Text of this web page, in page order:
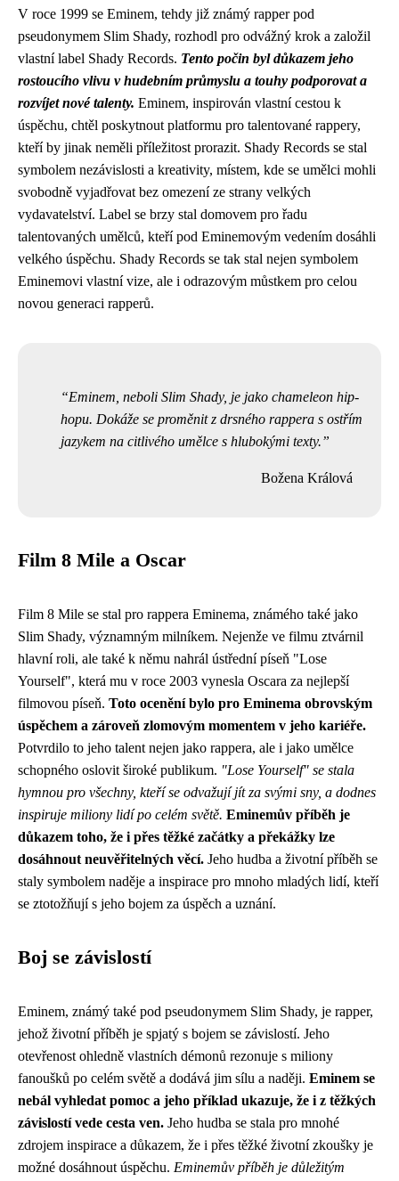
V roce 1999 se Eminem, tehdy již známý rapper pod
pseudonymem Slim Shady, rozhodl pro odvážný krok a založil
vlastní label Shady Records. Tento počin byl důkazem jeho
rostoucího vlivu v hudebním průmyslu a touhy podporovat a
rozvíjet nové talenty. Eminem, inspirován vlastní cestou k
úspěchu, chtěl poskytnout platformu pro talentované rappery,
kteří by jinak neměli příležitost prorazit. Shady Records se stal
symbolem nezávislosti a kreativity, místem, kde se umělci mohli
svobodně vyjadřovat bez omezení ze strany velkých
vydavatelství. Label se brzy stal domovem pro řadu
talentovaných umělců, kteří pod Eminemovým vedením dosáhli
velkého úspěchu. Shady Records se tak stal nejen symbolem
Eminemovi vlastní vize, ale i odrazovým můstkem pro celou
novou generaci rapperů.
Eminem, neboli Slim Shady, je jako chameleon hip-
hopu. Dokáže se proměnit z drsného rappera s ostřím
jazykem na citlivého umělce s hlubokými texty.
Božena Králová
Film 8 Mile a Oscar
Film 8 Mile se stal pro rappera Eminema, známého také jako
Slim Shady, významným milníkem. Nejenže ve filmu ztvárnil
hlavní roli, ale také k němu nahrál ústřední píseň "Lose
Yourself", která mu v roce 2003 vynesla Oscara za nejlepší
filmovou píseň. Toto ocenění bylo pro Eminema obrovským
úspěchem a zároveň zlomovým momentem v jeho kariéře.
Potvrdilo to jeho talent nejen jako rappera, ale i jako umělce
schopného oslovit široké publikum. "Lose Yourself" se stala
hymnou pro všechny, kteří se odvažují jít za svými sny, a dodnes
inspiruje miliony lidí po celém světě. Eminemův příběh je
důkazem toho, že i přes těžké začátky a překážky lze
dosáhnout neuvěřitelných věcí. Jeho hudba a životní příběh se
staly symbolem naděje a inspirace pro mnoho mladých lidí, kteří
se ztotožňují s jeho bojem za úspěch a uznání.
Boj se závislostí
Eminem, známý také pod pseudonymem Slim Shady, je rapper,
jehož životní příběh je spjatý s bojem se závislostí. Jeho
otevřenost ohledně vlastních démonů rezonuje s miliony
fanoušků po celém světě a dodává jim sílu a naději. Eminem se
nebál vyhledat pomoc a jeho příklad ukazuje, že i z těžkých
závislostí vede cesta ven. Jeho hudba se stala pro mnohé
zdrojem inspirace a důkazem, že i přes těžké životní zkoušky je
možné dosáhnout úspěchu. Eminemův příběh je důležitým